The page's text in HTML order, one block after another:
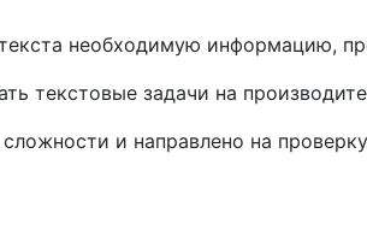
необходимую информацию,
текстовые задачи на
и направлено на